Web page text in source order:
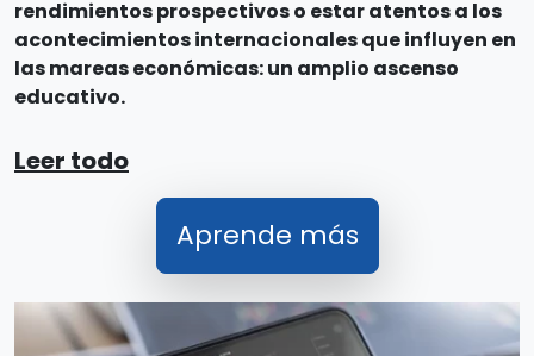
rendimientos prospectivos o estar atentos a los
acontecimientos internacionales que influyen en
las mareas económicas: un amplio ascenso
educativo.
Leer todo
Aprende más